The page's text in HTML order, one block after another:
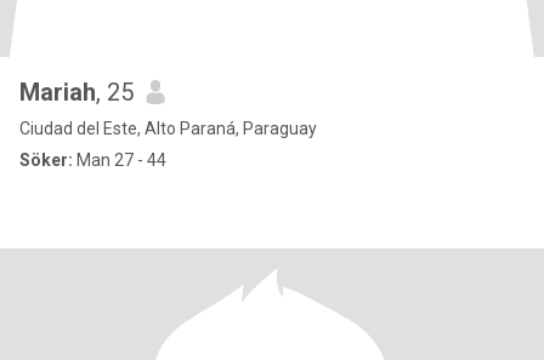
Mariah, 25
Ciudad del Este, Alto Paraná, Paraguay
Söker: Man 27 - 44